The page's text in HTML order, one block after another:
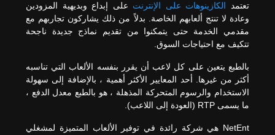
تعتمد الكازينوهات على الإنترنت على إبداع وبديهية المزودين
وعادة لا تنتج ألعابهم الخاصة. بدلاً من ذلك يشاركون تجاربهم مع
مقدمي الخدمة حتى يتمكنوا من تقديم نماذج جديدة ناجحة
تتكيف مع احتياجات السوق.
بالطبع يتعين على كل لاعب أن يقرر بنفسه الألعاب التي تناسبه
أكثر من غيرها. أحد المعايير الأكثر أهمية ، بالإضافة إلى سهولة
الاستخدام والرسوم المتحركة المذهلة ، هو بالطبع معدل الدفع ،
ما يسمى RTP (العودة إلى اللاعب).
NetEnt هي شركة رائدة في توفير الألعاب المتميزة لمشغلي